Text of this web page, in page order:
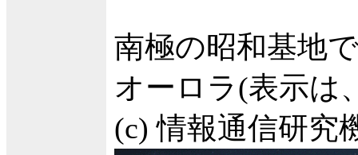
南極の昭和基地
オーロラ(表示は
(c) 情報通信研究